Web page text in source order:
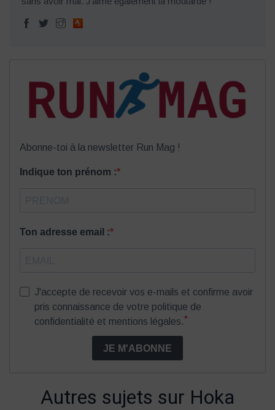
Abonne-toi à la newsletter Run Mag !
Indique ton prénom :
Ton adresse email :
J'accepte de recevoir vos e-mails et confirme avoir
pris connaissance de votre politique de
confidentialité et mentions légales.*
JE M'ABONNE
Autres sujets sur Hoka